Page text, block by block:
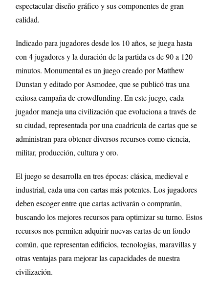
espectacular diseño gráfico y sus componentes de gran
calidad.
Indicado para jugadores desde los 10 años, se juega hasta
con 4 jugadores y la duración de la partida es de 90 a 120
minutos. Monumental es un juego creado por Matthew
Dunstan y editado por Asmodee, que se publicó tras una
exitosa campaña de crowdfunding. En este juego, cada
jugador maneja una civilización que evoluciona a través de
su ciudad, representada por una cuadrícula de cartas que se
administran para obtener diversos recursos como ciencia,
militar, producción, cultura y oro.
El juego se desarrolla en tres épocas: clásica, medieval e
industrial, cada una con cartas más potentes. Los jugadores
deben escoger entre que cartas activarán o comprarán,
buscando los mejores recursos para optimizar su turno. Estos
recursos nos permiten adquirir nuevas cartas de un fondo
común, que representan edificios, tecnologías, maravillas y
otras ventajas para mejorar las capacidades de nuestra
civilización.